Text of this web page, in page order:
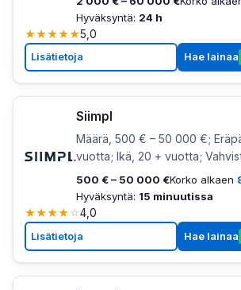
Hyväksyntä: 24 h
★★★★★5,0
Lisätietoja Hae lainaa
Siimpl
Määrä, 500 € – 50 000 €;
vuotta; Ikä, 20 + vuotta;
500 € – 50 000 €Korko alkaen
Hyväksyntä: 15 minuutissa
★★★★☆4,0
Lisätietoja Hae lainaa